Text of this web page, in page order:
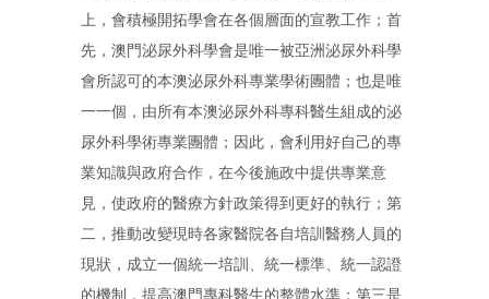
上，會積極開拓學會在各個層面的宣教工作；首
先，澳門泌尿外科學會是唯一被亞洲泌尿外科學
會所認可的本澳泌尿外科專業學術團體；也是唯
一一個，由所有本澳泌尿外科專科醫生組成的泌
尿外科學術專業團體；因此，會利用好自己的專
業知識與政府合作，在今後施政中提供專業意
見，使政府的醫療方針政策得到更好的執行；第
二，推動改變現時各家醫院各自培訓醫務人員的
現狀，成立一個統一培訓、統一標準、統一認證
的機制，提高澳門專科醫生的整體水準；第三是